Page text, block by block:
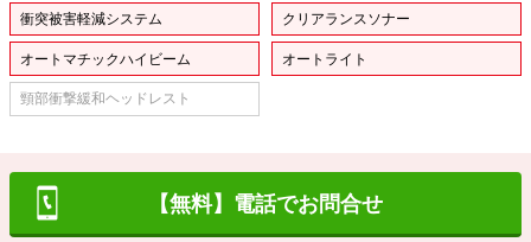
衝突被害軽減システム クリアランスソナー
オートマチックハイビーム オートライト
頸部衝撃緩和ヘッドレスト
【無料】電話でお問合せ